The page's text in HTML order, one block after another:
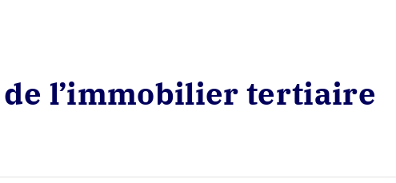
l’immobilier tertiaire